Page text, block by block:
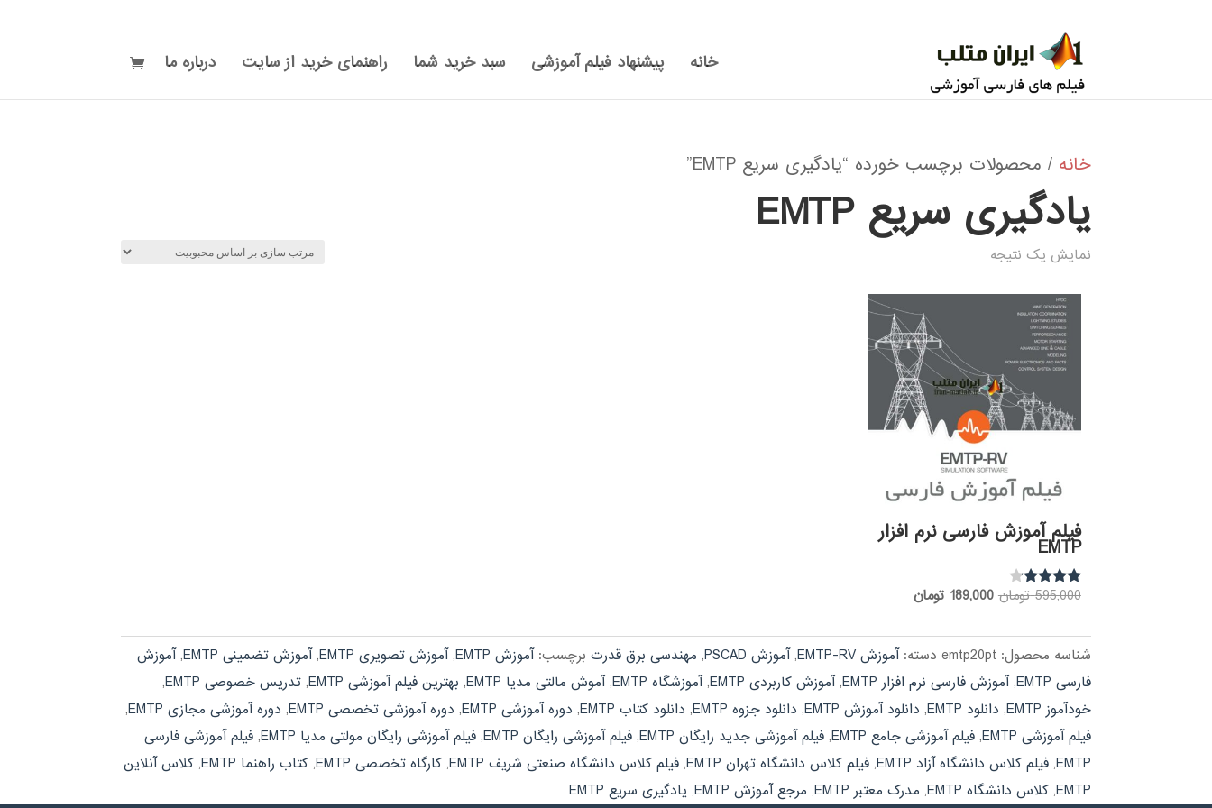
خانه پیشنهاد فیلم آموزشی سبد خرید شما راهنمای خرید از سایت درباره ما
خانه / محصولات برچسب خورده “یادگیری سریع EMTP”
یادگیری سریع EMTP
نمایش یک نتیجه
فیلم آموزش فارسی نرم افزار
EMTP
نمره
595,000 تومان قیمت
595,000 تومان
بود.
189,000 تومان
189,000 تومان.
شناسه محصول: emtp20pt دسته:آموزش EMTP-RV ,آموزش PSCAD , مهندسی برق قدرت برچسب:آموزش EMTP ,آموزش تصویری EMTP ,آموزش تضمینی EMTP ,آموزش
فارسی EMTP
,آموزش فارسی نرم افزار EMTP ,آموزش کاربردی EMTP ,آموزشگاه EMTP ,آموش مالتی مدیا EMTP , بهترین فیلم آموزشی EMTP ,تدریس خصوصی EMTP
,
خودآموز EMTP
, دانلود EMTP , دانلود آموزش EMTP , دانلود جزوه EMTP , دانلود کتاب EMTP , دوره آموزشی EMTP , دوره آموزشی تخصصی EMTP , دوره آموزشی مجازی EMTP
,
فیلم آموزشی EMTP
,فیلم آموزشی جامع EMTP ,فیلم آموزشی جدید رایگان EMTP ,فیلم آموزشی رایگان EMTP ,فیلم آموزشی رایگان مولتی مدیا EMTP ,فیلم آموزشی فارسی
EMTP
,فیلم کلاس دانشگاه آزاد EMTP ,فیلم کلاس دانشگاه تهران EMTP ,فیلم کلاس دانشگاه صنعتی شریف EMTP ,کارگاه تخصصی EMTP ,کتاب راهنما EMTP ,کلاس آنلاین
EMTP
,کلاس دانشگاه EMTP , مدرک معتبر EMTP , مرجع آموزش EMTP , یادگیری سریع EMTP